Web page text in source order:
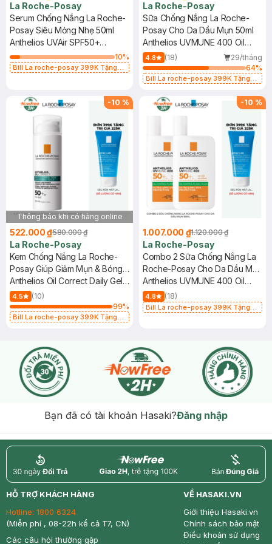
La Roche-Posay
Serum Chống Nắng La Roche-
Posay Siêu Mỏng Nhẹ 50ml
Anthelios UVAir SPF50+
PA++++
10%
Bill La roche-posay 399K Tặng
La Roche-Posay
Sữa Chống Nắng La Roche-
Posay Cho Da Dầu Mụn 50ml
Anthelios UVMUNE 400 Oil
Control Fluid
4.8 (18)
29/tháng
64%
Bill La roche-posay 399K Tặng
(SL có hạn)
-10 %
Thông báo khi có hàng online
522.000 ₫580.000 ₫
La Roche-Posay
Kem Chống Nắng La Roche-
Posay Giúp Giảm Mụn & Bóng
Nhờn 50ml
Anthelios Oil Correct Daily Gel-
Cream SPF50+
4.5
(10)
99%
Bill La roche-posay 399K Tặng
-10 %
1.007.000 ₫1.120.000 ₫
La Roche-Posay
Combo 2 Sữa Chống Nắng La
Roche-Posay Cho Da Dầu Mụn
50ml
Anthelios UVMUNE 400 Oil
Control Fluid
4.8 (18)
Bill La roche-posay 399K Tặng
Bạn đã có tài khoản Hasaki?Đăng nhập
return nowfree price
HỖ TRỢ KHÁCH HÀNG
Hotline: 1800 6324
(Miễn phí , 08-22h kể cả T7, CN)
Các câu hỏi thường gặp
VỀ HASAKI.VN
Giới thiệu Hasaki.vn
Chính sách bảo mật
Điều khoản sử dụng